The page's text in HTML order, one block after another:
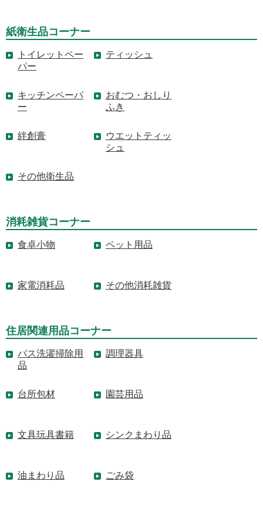
紙衛生品コーナー
トイレットペー
パー
ティッシュ
キッチンペーパ
ー
おむつ・おしり
ふき
絆創膏
ウエットティッ
シュ
その他衛生品
消耗雑貨コーナー
食卓小物 ペット用品
家電消耗品 その他消耗雑貨
住居関連用品コーナー
バス洗濯掃除用
品
調理器具
台所包材 園芸用品
文具玩具書籍 シンクまわり品
油まわり品 ごみ袋